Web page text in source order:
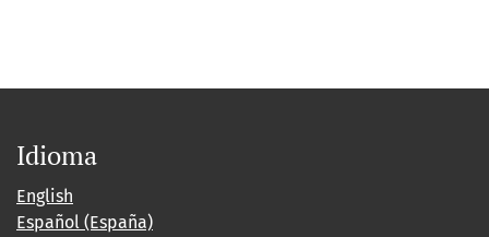
Idioma
English
Español (España)